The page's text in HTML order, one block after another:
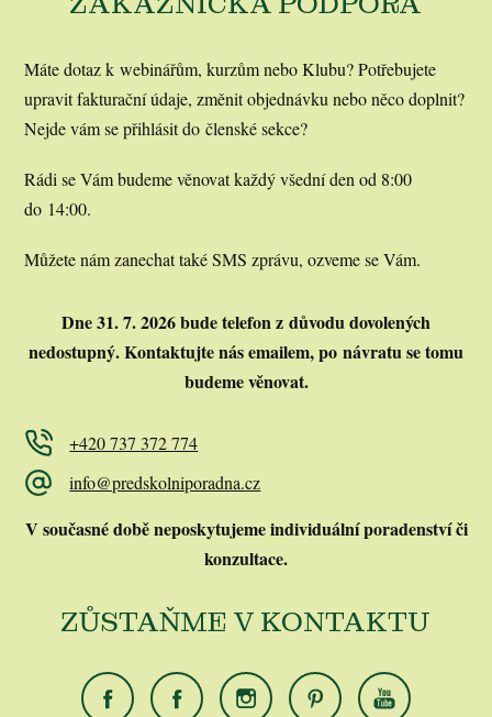
Máte dotaz k webinářům, kurzům nebo Klubu? Potřebujete
upravit fakturační údaje, změnit objednávku nebo něco doplnit?
Nejde vám se přihlásit do členské sekce?
Rádi se Vám budeme věnovat každý všední den od 8:00
do 14:00.
Můžete nám zanechat také SMS zprávu, ozveme se Vám.
Dne 31. 7. 2026 bude telefon z důvodu dovolených
nedostupný.Kontaktujte nás emailem, po návratu se tomu
budeme věnovat.
+420 737 372 774
info@predskolniporadna.cz
V současné době neposkytujeme individuální poradenství či
konzultace.
ZŮSTAŇME V KONTAKTU